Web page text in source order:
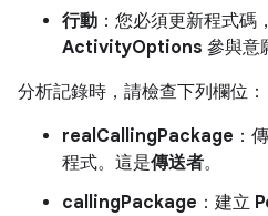
行動 ：您必須更新程式碼
ActivityOptions 參與意
分析記錄時，請檢查下列欄位：
realCallingPackage ：
程式。這是傳送者。
callingPackage ：建立